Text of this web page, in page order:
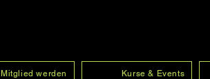
Mitglied werden Kurse & Events